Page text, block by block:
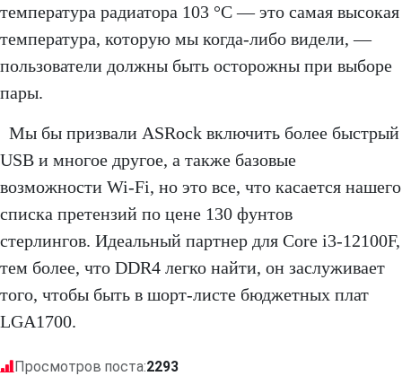
температура радиатора 103 °C — это самая высокая
температура, которую мы когда-либо видели, —
пользователи должны быть осторожны при выборе
пары.
Мы бы призвали ASRock включить более быстрый
USB и многое другое, а также базовые
возможности Wi-Fi, но это все, что касается нашего
списка претензий по цене 130 фунтов
стерлингов. Идеальный партнер для Core i3-12100F,
тем более, что DDR4 легко найти, он заслуживает
того, чтобы быть в шорт-листе бюджетных плат
LGA1700.
Просмотров поста:2293